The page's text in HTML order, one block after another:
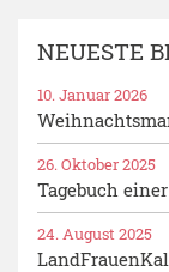
NEUESTE
10. Januar 2026
Tagebuch
26. Oktober 2025
24. August 2025